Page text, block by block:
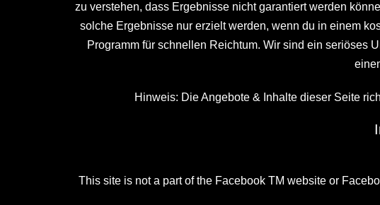
zu verstehen, dass Ergebnisse nicht garantiert werden
solche Ergebnisse nur erzielt werden, wenn du in einem
Programm für schnellen Reichtum. Wir sind ein seriöses
Hinweis: Die Angebote & Inhalte dieser Seite
This site is not a part of the Facebook TM website or